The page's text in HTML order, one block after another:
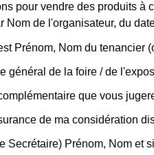
pour vendre des produits à
Nom de l'organisateur, du
Prénom, Nom du tenancier
général de la foire / de
que vous
de ma considération
Secrétaire) Prénom, Nom et